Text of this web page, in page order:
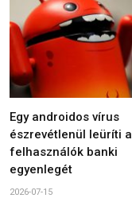
Egy androidos vírus
észrevétlenül leüríti a
felhasználók banki
egyenlegét
2026-07-15